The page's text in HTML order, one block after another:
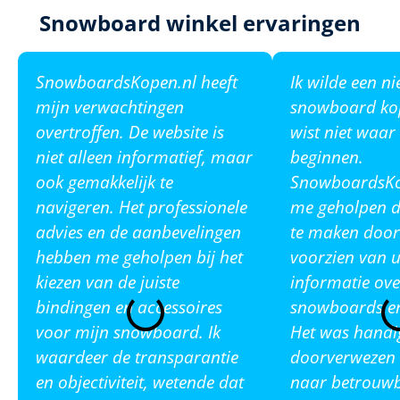
Snowboard winkel ervaringen
SnowboardsKopen.nl heeft
mijn verwachtingen
overtroffen. De website is
niet alleen informatief, maar
ook gemakkelijk te
navigeren. Het professionele
advies en de aanbevelingen
hebben me geholpen bij het
kiezen van de juiste
bindingen en accessoires
voor mijn snowboard. Ik
waardeer de transparantie
en objectiviteit, wetende dat
Ik wilde een
snowboard
wist niet waar
beginnen.
me geholpen
te maken
voorzien van
informatie
snowboards
Het was
naar